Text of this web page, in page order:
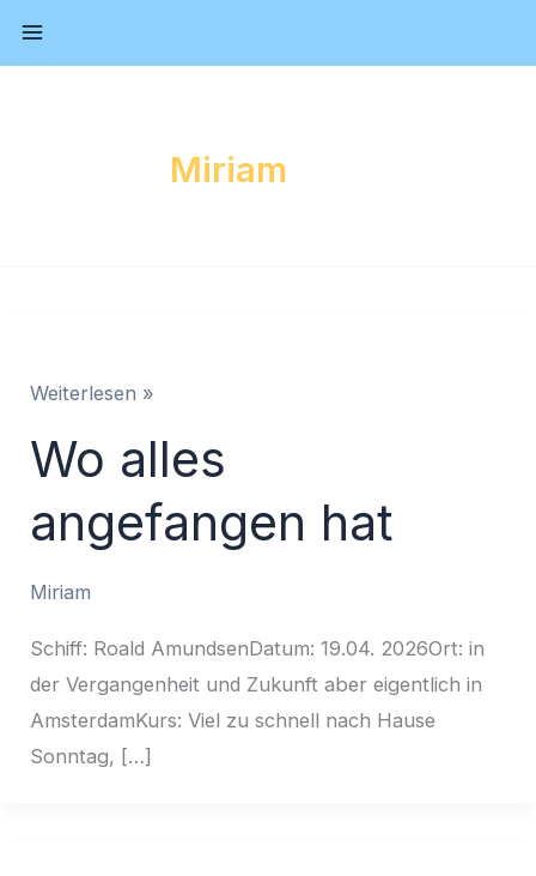
Miriam
Wo
angefangen
Weiterlesen »
Wo alles
angefangen hat
Miriam
Schiff: Roald AmundsenDatum: 19.04. 2026Ort: in
der Vergangenheit und Zukunft aber eigentlich in
AmsterdamKurs: Viel zu schnell nach Hause
Sonntag, […]